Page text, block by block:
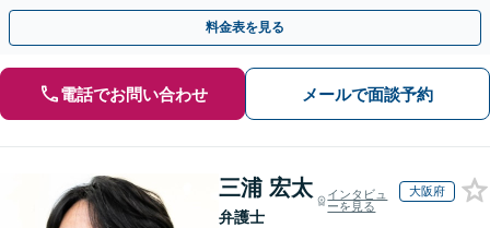
料金表を見る
電話でお問い合わせ メールで面談予約
三浦 宏太
弁護士
インタビュ
ーを見る
大阪府